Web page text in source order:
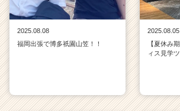
2025.08.08
福岡出張で博多祇園山笠！！
2025.08.05
【夏休み
ィス見学